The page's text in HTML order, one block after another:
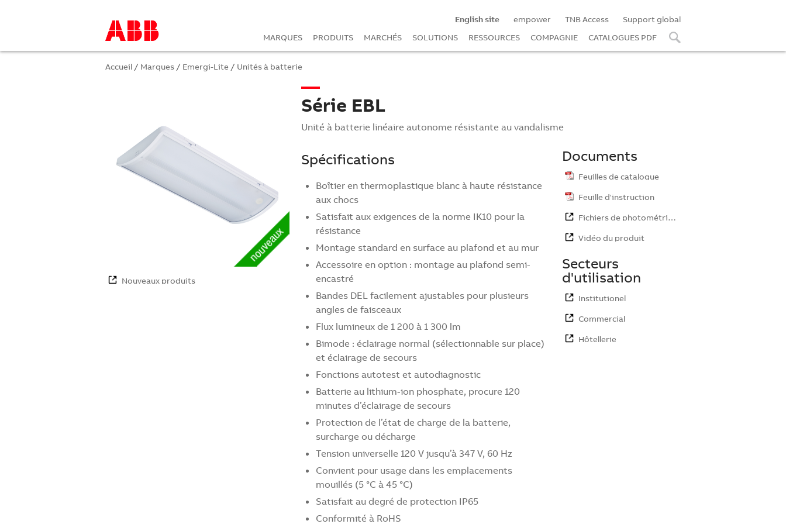
English site empower TNB Access
Support global
MARQUES
PRODUITS MARCHÉS SOLUTIONS RESSOURCES COMPAGNIE CATALOGUES PDF
Accueil / Marques / Emergi-Lite / Unités à batterie
Nouveaux produits
Série EBL
Unité à batterie linéaire autonome résistante au vandalisme
Spécifications
Boîtier en thermoplastique blanc à haute résistance
aux chocs
Satisfait aux exigences de la norme IK10 pour la
résistance
Montage standard en surface au plafond et au mur
Accessoire en option : montage au plafond semi-
encastré
Bandes DEL facilement ajustables pour plusieurs
angles de faisceaux
Flux lumineux de 1 200 à 1 300 lm
Bimode : éclairage normal (sélectionnable sur place)
et éclairage de secours
Fonctions autotest et autodiagnostic
Batterie au lithium-ion phosphate, procure 120
minutes d’éclairage de secours
Protection de l’état de charge de la batterie,
surcharge ou décharge
Tension universelle 120 V jusqu’à 347 V, 60 Hz
Convient pour usage dans les emplacements
mouillés (5 °C à 45 °C)
Satisfait au degré de protection IP65
Conformité à RoHS
Documents
Feuilles de catalogue
Feuille d'instruction
Fichiers de photométrie…
Vidéo du produit
Secteurs
d'utilisation
Institutionel
Commercial
Hôtellerie